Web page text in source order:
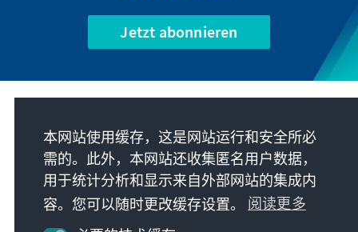
Jetzt abonnieren
联系
基金会更多项目
本网站使用缓存，这是网站运行和安全所必
需的。此外，本网站还收集匿名用户数据，
用于统计分析和显示来自外部网站的集成内
容。您可以随时更改缓存设置。 阅读更多